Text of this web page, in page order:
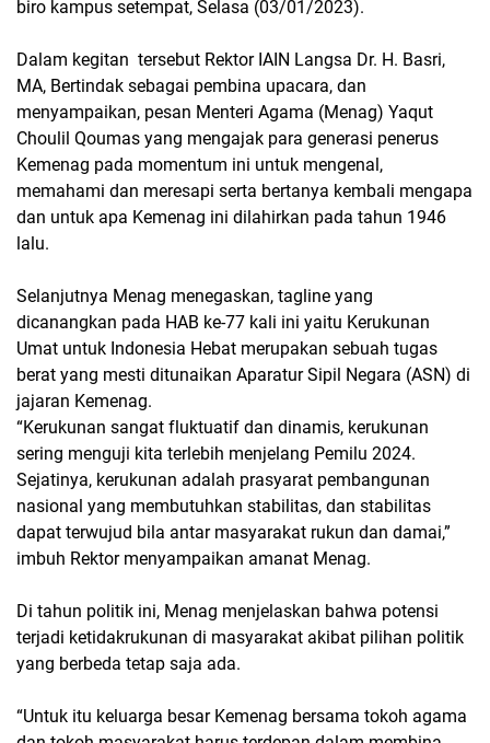
biro kampus setempat, Selasa (03/01/2023).
Dalam kegitan tersebut Rektor IAIN Langsa Dr. H. Basri,
MA, Bertindak sebagai pembina upacara, dan
menyampaikan, pesan Menteri Agama (Menag) Yaqut
Choulil Qoumas yang mengajak para generasi penerus
Kemenag pada momentum ini untuk mengenal,
memahami dan meresapi serta bertanya kembali mengapa
dan untuk apa Kemenag ini dilahirkan pada tahun 1946
lalu.
Selanjutnya Menag menegaskan, tagline yang
dicanangkan pada HAB ke-77 kali ini yaitu Kerukunan
Umat untuk Indonesia Hebat merupakan sebuah tugas
berat yang mesti ditunaikan Aparatur Sipil Negara (ASN) di
jajaran Kemenag.
“Kerukunan sangat fluktuatif dan dinamis, kerukunan
sering menguji kita terlebih menjelang Pemilu 2024.
Sejatinya, kerukunan adalah prasyarat pembangunan
nasional yang membutuhkan stabilitas, dan stabilitas
dapat terwujud bila antar masyarakat rukun dan damai,”
imbuh Rektor menyampaikan amanat Menag.
Di tahun politik ini, Menag menjelaskan bahwa potensi
terjadi ketidakrukunan di masyarakat akibat pilihan politik
yang berbeda tetap saja ada.
“Untuk itu keluarga besar Kemenag bersama tokoh agama